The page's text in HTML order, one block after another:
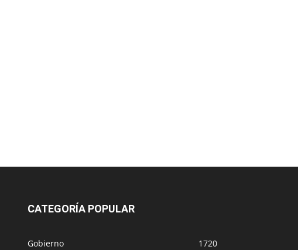
CATEGORÍA POPULAR
Gobierno
1720